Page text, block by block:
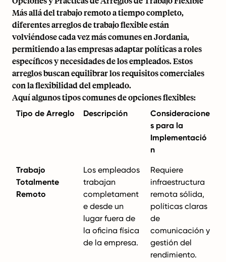
Más allá del trabajo remoto a tiempo completo,
diferentes arreglos de trabajo flexible están
volviéndose cada vez más comunes en Jordania,
permitiendo a las empresas adaptar políticas a roles
específicos y necesidades de los empleados. Estos
arreglos buscan equilibrar los requisitos comerciales
con la flexibilidad del empleado.
Aquí algunos tipos comunes de opciones flexibles:
Tipo de Arreglo Descripción
Consideracione
s para la
Implementació
n
Trabajo
Totalmente
Remoto
Los empleados
trabajan
completament
e desde un
lugar fuera de
la oficina física
de la empresa.
Requiere
infraestructura
remota sólida,
políticas claras
de
comunicación y
gestión del
rendimiento.